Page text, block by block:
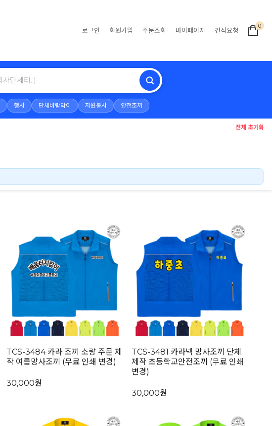
로그인 회원가입 주문조회 마이페이지 견적요청
0
행사 단체바람막이 자원봉사 안전조끼
전체 초기화
TCS-3484 카라 조끼 소량 주문 제
작 여름망사조끼 (무료 인쇄 변경)
30,000원
TCS-3481 카라넥 망사조끼 단체
제작 초등학교안전조끼 (무료 인쇄
변경)
30,000원